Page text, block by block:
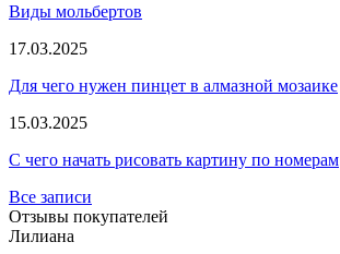
Виды мольбертов
17.03.2025
Для чего нужен пинцет в алмазной мозаике
15.03.2025
С чего начать рисовать картину по номерам
Все записи
Отзывы покупателей
Лилиана